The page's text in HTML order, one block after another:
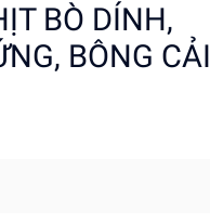
BÒ DÍNH,
BÔNG CẢI